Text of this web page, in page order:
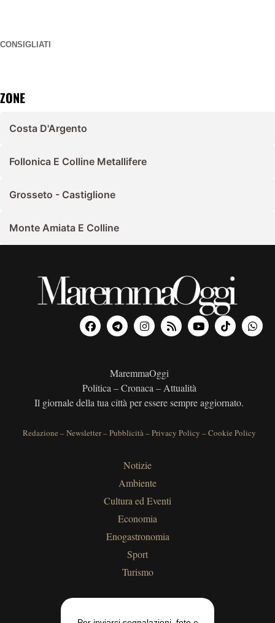
CONSIGLIATI
ZONE
Costa D'Argento
Follonica E Colline Metallifere
Grosseto - Castiglione
Monte Amiata E Colline
MaremmaOggi
Politica – Cronaca – Attualità
Il giornale della tua città per essere sempre aggiornato.
Redazione –Newsletter–Pubblicità–Privacy Policy –Cookie Policy
Notizie
Ambiente
Cultura ed Eventi
Economia
Enogastronomia
Sport
Turismo